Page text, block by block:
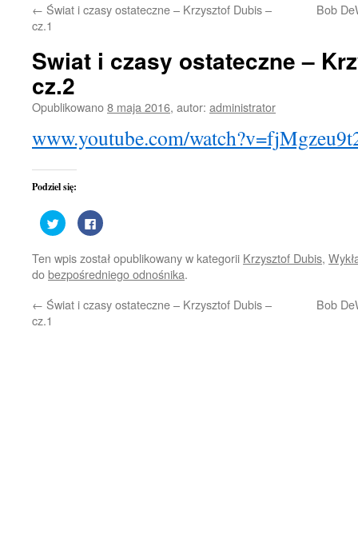
treści
← Świat i czasy ostateczne – Krzysztof Dubis –
cz.1
Bob
Swiat i czasy ostateczne –
cz.2
Opublikowano8 maja 2016, autor: administrator
www.youtube.com/
Podziel się:
Udostępnij
na
Twitterze(Otwiera
w
nowym
oknie)
Kliknij,
aby
Facebooku(Otwiera
się
w
Ten wpis został opublikowany w kategorii Krzysztof Dubis,
dobezpośredniego odnośnika.
← Świat i czasy ostateczne – Krzysztof Dubis –
cz.1
Bob